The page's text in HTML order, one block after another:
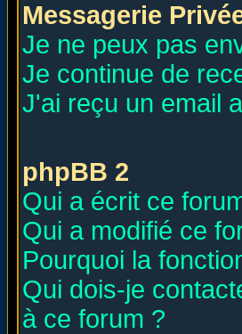
Messagerie
Je ne peux pas
Je continue de
J'ai reçu un email
phpBB 2
Qui a écrit ce
Qui a modifié ce
Pourquoi la
Qui dois-je
à ce forum ?